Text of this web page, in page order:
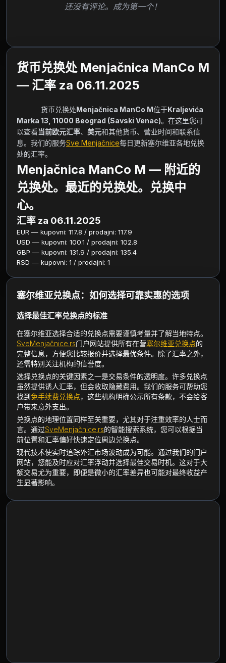
还没有评论。成为第一个！
货币兑换处 Menjačnica ManCo M
— 汇率 za 06.11.2025
            货币兑换处
Menjačnica ManCo M位于Kraljevića
Marka 13, 11000 Beograd (Savski Venac)。在这里您可
以查看当前欧元汇率、 美元和其他货币、营业时间和联系信
息。我们的服务Sve Menjačnice每日更新塞尔维亚各地兑换
处的汇率。
Menjačnica ManCo M — 附近的
兑换处。最近的兑换处。兑换中
心。
汇率 za 06.11.2025
EUR — kupovni: 117.8 / prodajni: 117.9
USD — kupovni: 100.1 / prodajni: 102.8
GBP — kupovni: 131.9 / prodajni: 135.4
RSD — kupovni: 1 / prodajni: 1
塞尔维亚兑换点：如何选择可靠实惠的选项
选择最佳汇率兑换点的标准
在塞尔维亚选择合适的兑换点需要谨慎考量并了解当地特点。
SveMenjačnice.rs门户网站提供所有在营塞尔维亚兑换点的
完整信息，方便您比较报价并选择最优条件。除了汇率之外，
还需特别关注机构的信誉度。
选择兑换点的关键因素之一是交易条件的透明度。许多兑换点
虽然提供诱人汇率，但会收取隐藏费用。我们的服务可帮助您
找到免手续费兑换点，这些机构明确公示所有条款，不会给客
户带来意外支出。
兑换点的地理位置同样至关重要，尤其对于注重效率的人士而
言。通过SveMenjačnice.rs的智能搜索系统，您可以根据当
前位置和汇率偏好快速定位周边兑换点。
现代技术使实时追踪外汇市场波动成为可能。通过我们的门户
网站，您能及时应对汇率浮动并选择最佳交易时机。这对于大
额交易尤为重要，即便是微小的汇率差异也可能对最终收益产
生显著影响。